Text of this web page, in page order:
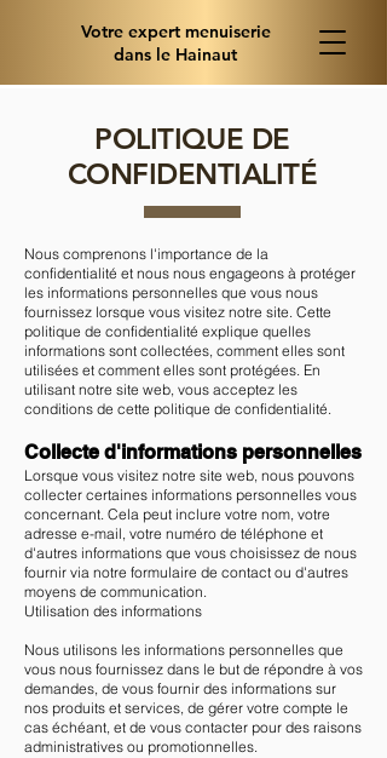
Votre expert menuiserie
dans le Hainaut
POLITIQUE DE
CONFIDENTIALITÉ
Nous comprenons l'importance de la
confidentialité et nous nous engageons à protéger
les informations personnelles que vous nous
fournissez lorsque vous visitez notre site. Cette
politique de confidentialité explique quelles
informations sont collectées, comment elles sont
utilisées et comment elles sont protégées. En
utilisant notre site web, vous acceptez les
conditions de cette politique de confidentialité.
Collecte d'informations personnelles
Lorsque vous visitez notre site web, nous pouvons
collecter certaines informations personnelles vous
concernant. Cela peut inclure votre nom, votre
adresse e-mail, votre numéro de téléphone et
d'autres informations que vous choisissez de nous
fournir via notre formulaire de contact ou d'autres
moyens de communication.
Utilisation des informations
Nous utilisons les informations personnelles que
vous nous fournissez dans le but de répondre à vos
demandes, de vous fournir des informations sur
nos produits et services, de gérer votre compte le
cas échéant, et de vous contacter pour des raisons
administratives ou promotionnelles.